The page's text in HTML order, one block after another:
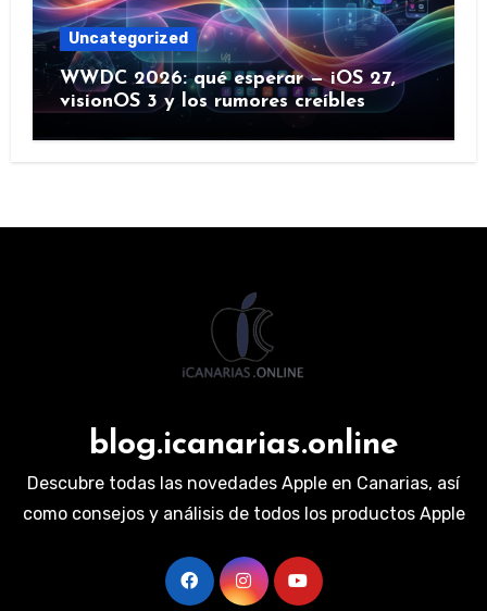
Uncategorized
WWDC 2026: qué esperar — iOS 27,
visionOS 3 y los rumores creíbles
blog.icanarias.online
Descubre todas las novedades Apple en Canarias, así
como consejos y análisis de todos los productos Apple